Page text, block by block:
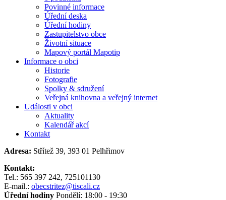
Povinné informace
Úřední deska
Úřední hodiny
Zastupitelstvo obce
Životní situace
Mapový portál Mapotip
Informace o obci
Historie
Fotografie
Spolky & sdružení
Veřejná knihovna a veřejný internet
Události v obci
Aktuality
Kalendář akcí
Kontakt
Adresa: Střítež 39, 393 01 Pelhřimov
Kontakt:
Tel.: 565 397 242, 725101130
E-mail.: obecstritez@tiscali.cz
Úřední hodiny Pondělí: 18:00 - 19:30